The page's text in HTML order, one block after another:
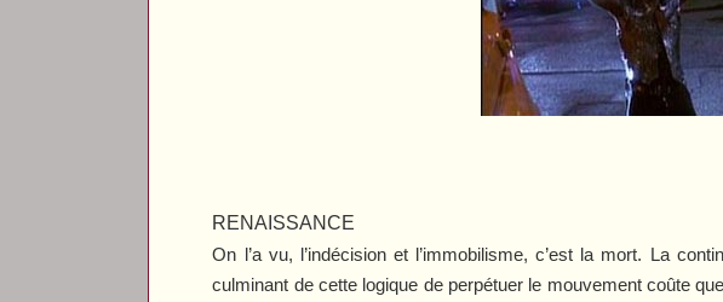
RENAISSANCE
On l’a vu, l’indécision et l’immobilisme, c’est la mort. La
culminant de cette logique de perpétuer le mouvement coûte